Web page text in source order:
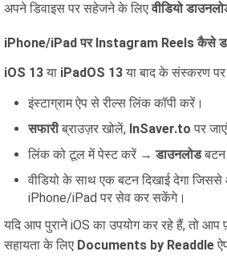
अपने डिवाइस पर सहेजने के लिएवीडियो
iPhone/iPad पर Instagram Reels कैसे
iOS 13 या iPadOS 13 या बाद के संस्करण पर
इंस्टाग्राम ऐप से रील्स लिंक कॉपी करें।
सफारीब्राउज़र खोलें, InSaver.to पर
लिंक को टूल में पेस्ट करें →डाउनलोडबटन
वीडियो के साथ एक बटन दिखाई देगा
iPhone/iPad पर सेव कर सकेंगे।
यदि आप पुराने iOS का उपयोग कर रहे हैं, तो
सहायता के लिए Documents by Readdle